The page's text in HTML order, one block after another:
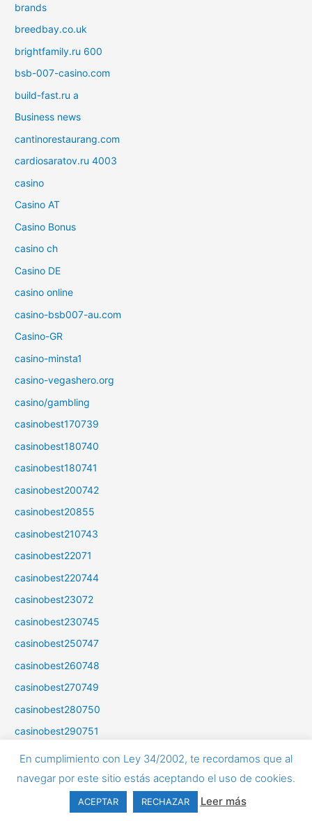
brands
breedbay.co.uk
brightfamily.ru 600
bsb-007-casino.com
build-fast.ru a
Business news
cantinorestaurang.com
cardiosaratov.ru 4003
casino
Casino AT
Casino Bonus
casino ch
Casino DE
casino online
casino-bsb007-au.com
Casino-GR
casino-minsta1
casino-vegashero.org
casino/gambling
casinobest170739
casinobest180740
casinobest180741
casinobest200742
casinobest20855
casinobest210743
casinobest22071
casinobest220744
casinobest23072
casinobest230745
casinobest250747
casinobest260748
casinobest270749
casinobest280750
casinobest290751
casinobest290752
casinobest300753
casinobest30856
En cumplimiento con Ley 34/2002, te recordamos que al
navegar por este sitio estás aceptando el uso de cookies.
ACEPTAR RECHAZAR Leer más